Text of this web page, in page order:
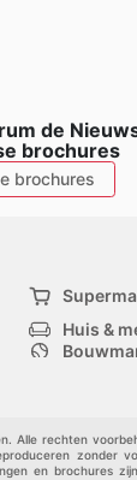
de
brochures
brochures
Huis &
Alle rechten
zonder
en brochures